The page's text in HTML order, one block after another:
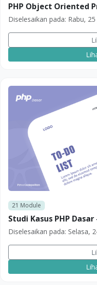
PHP Object Oriented
Diselesaikan pada: Rabu,
21 Module
Studi Kasus PHP
Diselesaikan pada: Selasa,